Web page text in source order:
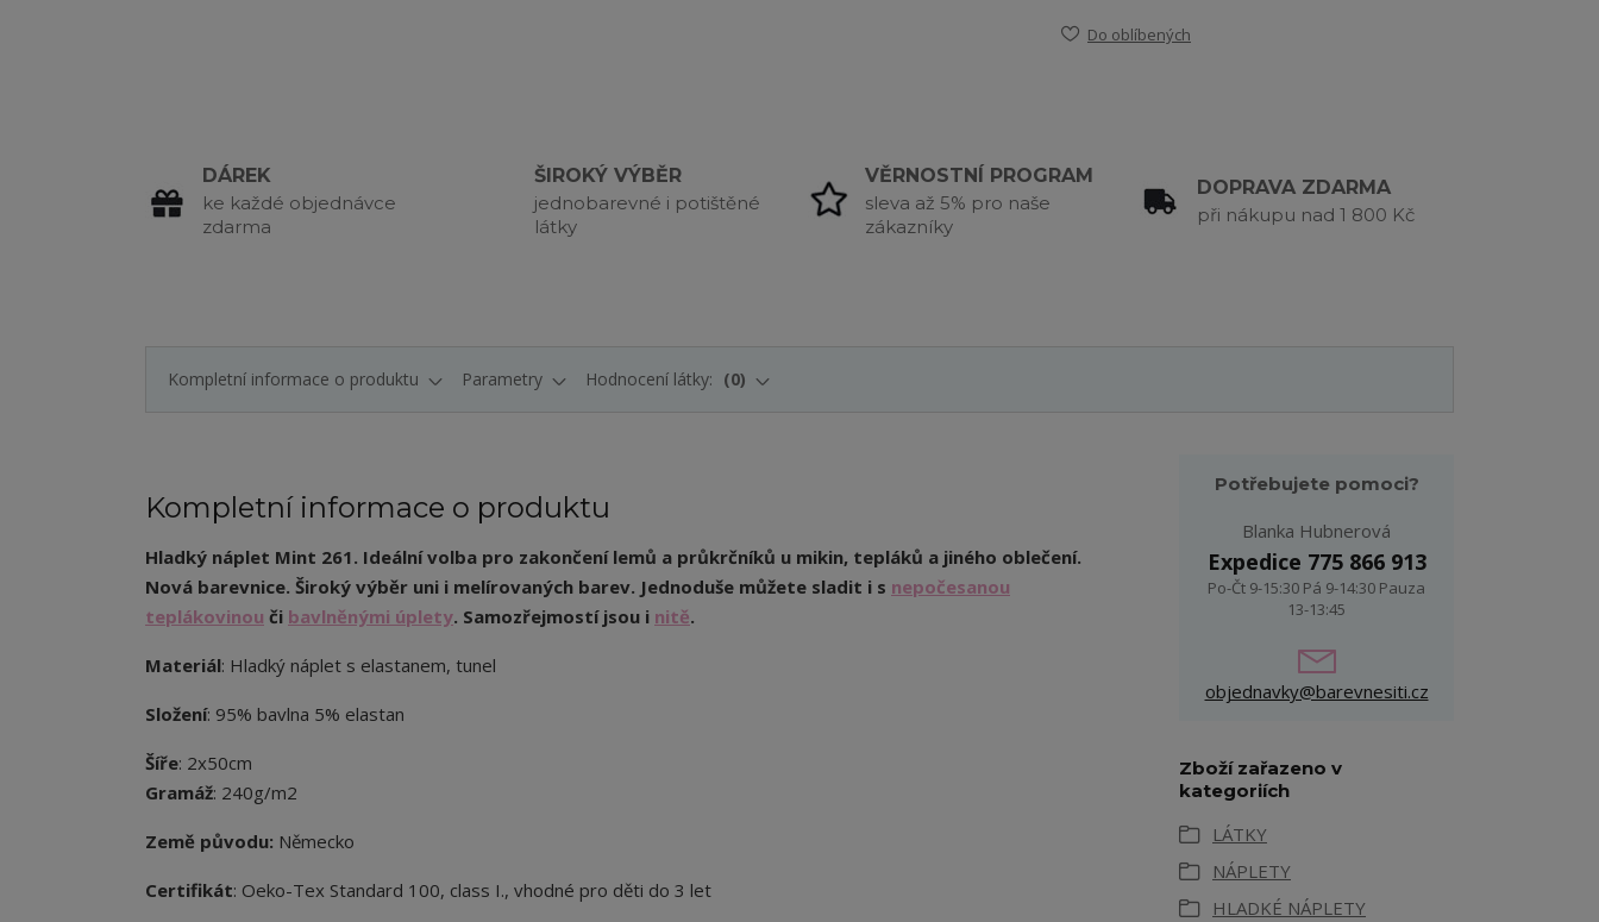
Do oblíbených
DÁREK
ke každé objednávce
zdarma
ŠIROKÝ VÝBĚR
jednobarevné i potištěné
látky
VĚRNOSTNÍ PROGRAM
sleva až 5% pro naše
zákazníky
DOPRAVA ZDARMA
při nákupu nad 1 800 Kč
Kompletní informace o produktu Parametry Hodnocení látky: 0
Kompletní informace o produktu
Hladký náplet Mint 261. Ideální volba pro zakončení lemů a průkrčníků u mikin, tepláků a jiného oblečení.
Nová barevnice. Široký výběr uni i melírovaných barev. Jednoduše můžete sladit i s nepočesanou
teplákovinou či bavlněnými úplety. Samozřejmostí jsou i nitě.
Materiál: Hladký náplet s elastanem, tunel
Složení: 95% bavlna 5% elastan
Šíře: 2x50cm
Gramáž: 240g/m2
Země původu: Německo
Certifikát: Oeko-Tex Standard 100, class I., vhodné pro děti do 3 let
Potřebujete pomoci?
Blanka Hubnerová
Expedice 775 866 913
Po-Čt 9-15:30 Pá 9-14:30 Pauza
13-13:45
objednavky@barevnesiti.cz
Zboží zařazeno v
kategoriích
LÁTKY
NÁPLETY
HLADKÉ NÁPLETY